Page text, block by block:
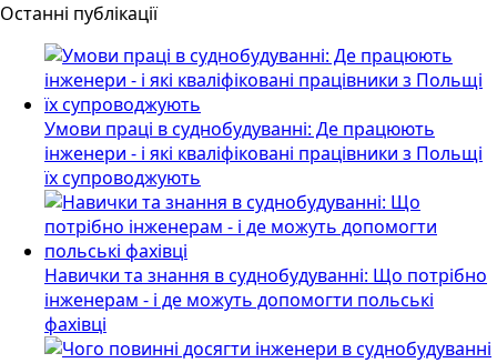
Останні публікації
Умови праці в суднобудуванні: Де працюють
інженери - і які кваліфіковані працівники з Польщі
їх супроводжують
Навички та знання в суднобудуванні: Що потрібно
інженерам - і де можуть допомогти польські
фахівці